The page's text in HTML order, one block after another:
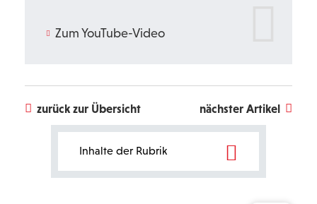
Inhalte der Rubrik
Zum YouTube-Video
zurück zur Übersicht nächster Artikel